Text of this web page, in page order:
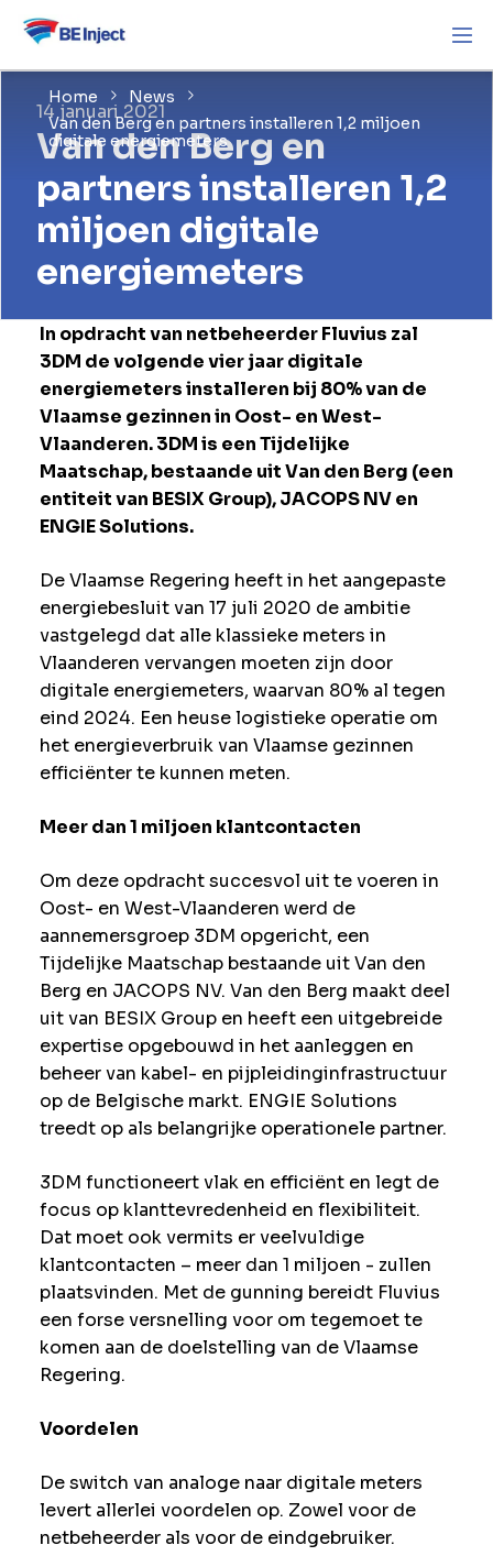
Home
News
Van den Berg en partners installeren 1,2 miljoen
digitale energiemeters
14 januari 2021
Van den Berg en
partners installeren 1,2
miljoen digitale
energiemeters
In opdracht van netbeheerder Fluvius zal
3DM de volgende vier jaar digitale
energiemeters installeren bij 80% van de
Vlaamse gezinnen in Oost- en West-
Vlaanderen. 3DM is een Tijdelijke
Maatschap, bestaande uit Van den Berg (een
entiteit van BESIX Group), JACOPS NV en
ENGIE Solutions.
De Vlaamse Regering heeft in het aangepaste
energiebesluit van 17 juli 2020 de ambitie
vastgelegd dat alle klassieke meters in
Vlaanderen vervangen moeten zijn door
digitale energiemeters, waarvan 80% al tegen
eind 2024. Een heuse logistieke operatie om
het energieverbruik van Vlaamse gezinnen
efficiënter te kunnen meten.
Meer dan 1 miljoen klantcontacten
Om deze opdracht succesvol uit te voeren in
Oost- en West-Vlaanderen werd de
aannemersgroep 3DM opgericht, een
Tijdelijke Maatschap bestaande uit Van den
Berg en JACOPS NV. Van den Berg maakt deel
uit van BESIX Group en heeft een uitgebreide
expertise opgebouwd in het aanleggen en
beheer van kabel- en pijpleidinginfrastructuur
op de Belgische markt. ENGIE Solutions
treedt op als belangrijke operationele partner.
3DM functioneert vlak en efficiënt en legt de
focus op klanttevredenheid en flexibiliteit.
Dat moet ook vermits er veelvuldige
klantcontacten – meer dan 1 miljoen - zullen
plaatsvinden. Met de gunning bereidt Fluvius
een forse versnelling voor om tegemoet te
komen aan de doelstelling van de Vlaamse
Regering.
Voordelen
De switch van analoge naar digitale meters
levert allerlei voordelen op. Zowel voor de
netbeheerder als voor de eindgebruiker.